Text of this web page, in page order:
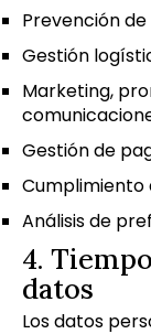
Prevención
Gestión
Marketing,
Gestión de
Cumplimiento
Análisis de
4.
datos
Los datos